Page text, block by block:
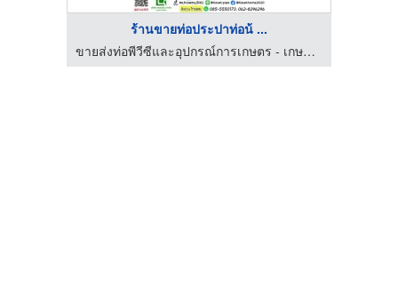
ร้านขายท่อประปาท่อน้ ...
ขายส่งท่อพีวีซีและอุปกรณ์การเกษตร - เกษตรโฮม